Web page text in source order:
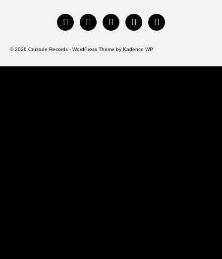
instagramfacebookbandcamp
spotify youtube
© 2026 Cruzade Records - WordPress Theme by Kadence WP